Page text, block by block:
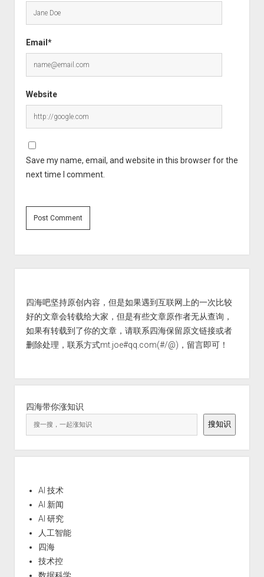
Email*
Website
Save my name, email, and website in this browser for the
next time I comment.
四海吧坚持原创内容，但是如果遇到互联网上的一次比较
好的文章会转载给大家，但是有些文章原作者无从查询，
如果有转载到了你的文章，请联系四海保留原文链接或者
删除处理，联系方式mt.joe#qq.com(#/@)，留言即可！
四海带你涨知识
搜知识
AI 技术
AI 新闻
AI 研究
人工智能
四海
技术控